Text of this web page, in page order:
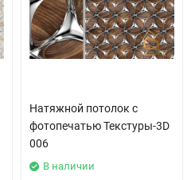
Натяжной потолок с
фотопечатью Текстуры-3D
006
В наличии